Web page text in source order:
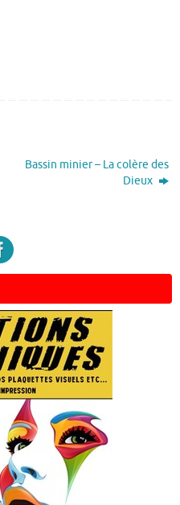
Bassin minier – La colère des
Dieux